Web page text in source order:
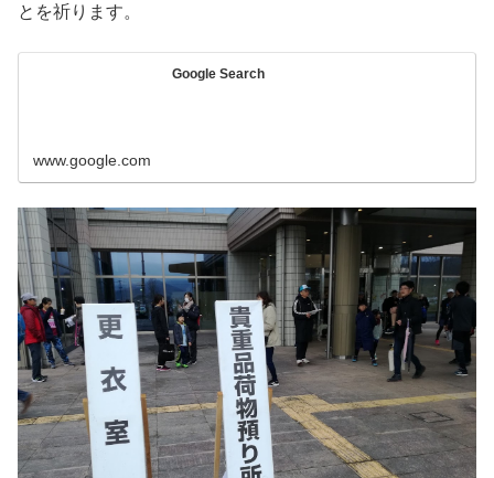
とを祈ります。
Google Search
www.google.com